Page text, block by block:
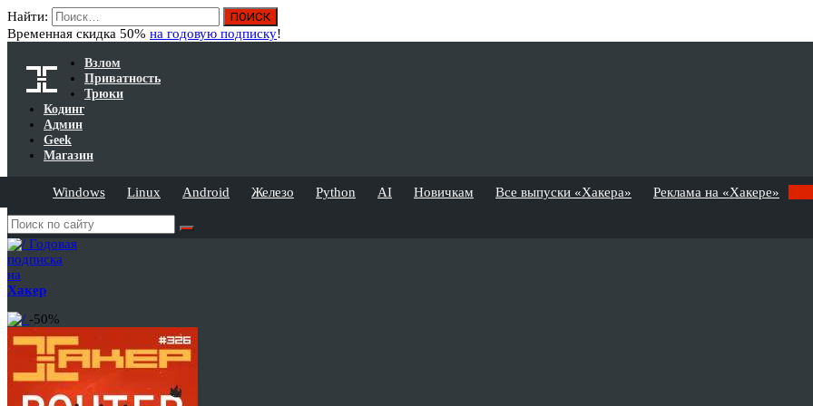
Найти:
Временная скидка 50% на годовую подписку!
Взлом
Приватность
Трюки
Кодинг
Админ
Geek
Магазин
Windows Linux Android Железо Python AI Новичкам Все выпуски «Хакера» Реклама на «Хакере»
Годовая
подписка
на
Хакер
-50%